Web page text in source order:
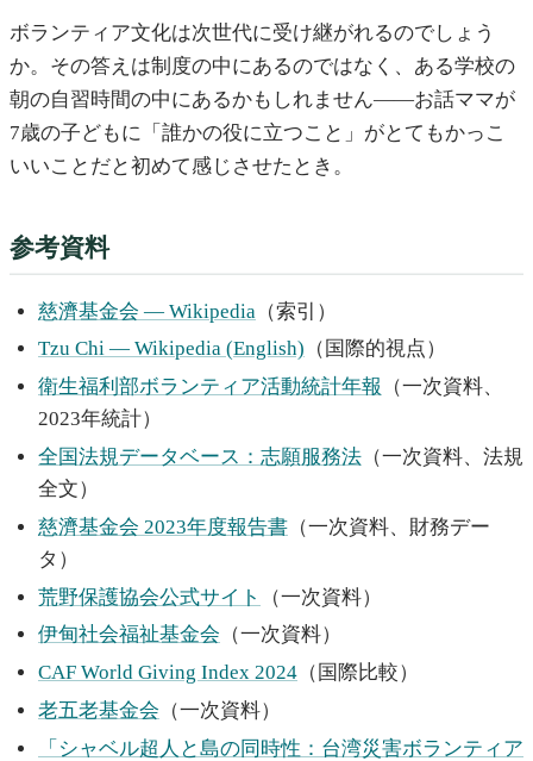
ボランティア文化は次世代に受け継がれるのでしょう
か。その答えは制度の中にあるのではなく、ある学校の
朝の自習時間の中にあるかもしれません——お話ママが
7歳の子どもに「誰かの役に立つこと」がとてもかっこ
いいことだと初めて感じさせたとき。
参考資料
慈濟基金会 — Wikipedia （索引）
Tzu Chi — Wikipedia (English) （国際的視点）
衛生福利部ボランティア活動統計年報
（一次資料、
2023年統計）
全国法規データベース：志願服務法 （一次資料、法規
全文）
慈濟基金会 2023年度報告書 （一次資料、財務デー
タ）
荒野保護協会公式サイト
（一次資料）
伊甸社会福祉基金会 （一次資料）
CAF World Giving Index 2024 （国際比較）
老五老基金会 （一次資料）
「シャベル超人と島の同時性：台湾災害ボランティア